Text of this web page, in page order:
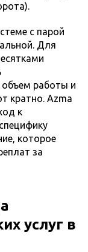
с парой
Для
работы и
кратно. Azma
к
которое
за
услуг в